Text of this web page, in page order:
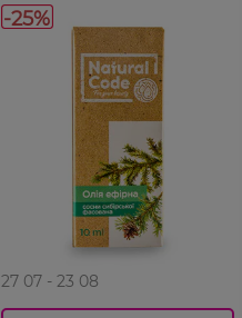
-25%
27 07 - 23 08